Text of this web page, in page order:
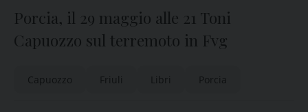
Porcia, il 29 maggio alle 21 Toni
Capuozzo sul terremoto in Fvg
Capuozzo Friuli Libri Porcia